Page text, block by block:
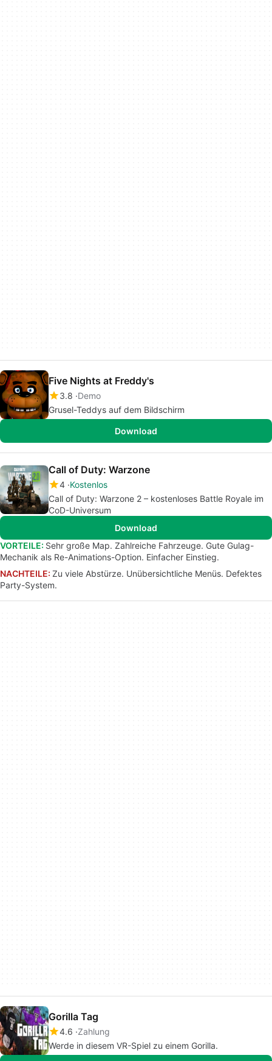
Five Nights at Freddy's
3.8 Demo
Grusel-Teddys auf dem Bildschirm
Download
Call of Duty: Warzone
4 Kostenlos
Call of Duty: Warzone 2 – kostenloses Battle Royale im
CoD-Universum
Download
VORTEILE: Sehr große Map. Zahlreiche Fahrzeuge. Gute Gulag-
Mechanik als Re-Animations-Option. Einfacher Einstieg.
NACHTEILE: Zu viele Abstürze. Unübersichtliche Menüs. Defektes
Party-System.
Gorilla Tag
4.6 Zahlung
Werde in diesem VR-Spiel zu einem Gorilla.